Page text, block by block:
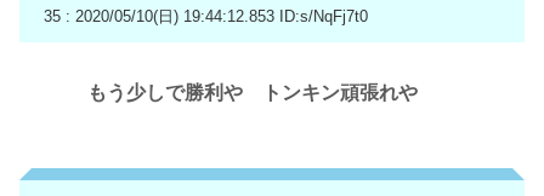
35 : 2020/05/10(日) 19:44:12.853 ID:s/NqFj7t0
もう少しで勝利や トンキン頑張れや